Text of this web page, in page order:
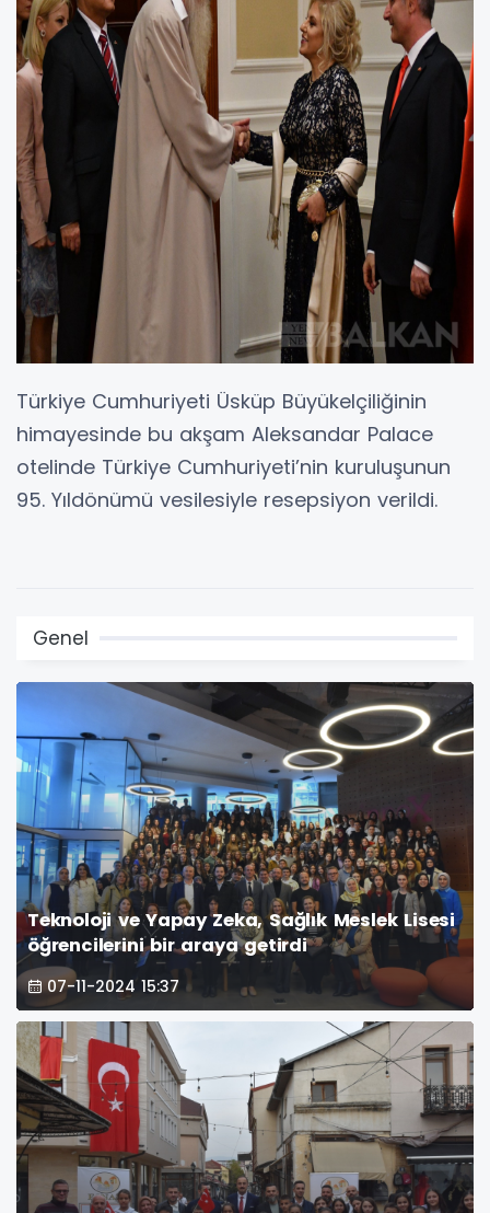
Türkiye Cumhuriyeti Üsküp Büyükelçiliğinin
himayesinde bu akşam Aleksandar Palace
otelinde Türkiye Cumhuriyeti’nin kuruluşunun
95. Yıldönümü vesilesiyle resepsiyon verildi.
Genel
Teknoloji ve Yapay Zeka, Sağlık Meslek Lisesi
öğrencilerini bir araya getirdi
07-11-2024 15:37